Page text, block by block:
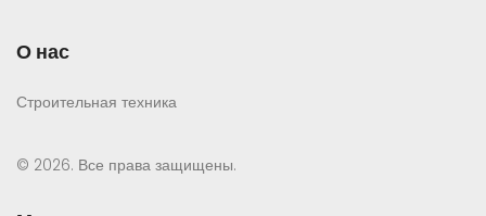
О нас
Строительная техника
© 2026. Все права защищены.